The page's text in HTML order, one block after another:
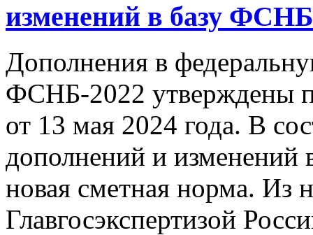
изменений в базу
Дополнения в
ФСНБ-2022 утверждены
от 13 мая 2024 года. В
дополнений и
новая сметная норма. Из
Главгосэкспертизой